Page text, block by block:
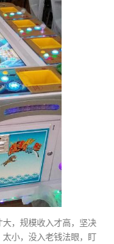
，规模收入才高，坚决
小，没入老钱法眼，盯